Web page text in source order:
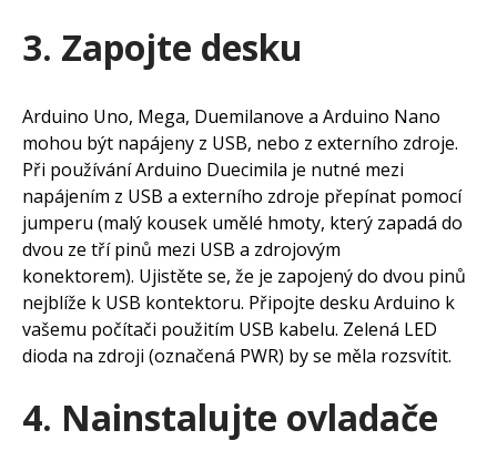
3. Zapojte desku
Arduino Uno, Mega, Duemilanove a Arduino Nano
mohou být napájeny z USB, nebo z externího zdroje.
Při používání Arduino Duecimila je nutné mezi
napájením z USB a externího zdroje přepínat pomocí
jumperu (malý kousek umělé hmoty, který zapadá do
dvou ze tří pinů mezi USB a zdrojovým
konektorem). Ujistěte se, že je zapojený do dvou pinů
nejblíže k USB kontektoru. Připojte desku Arduino k
vašemu počítači použitím USB kabelu. Zelená LED
dioda na zdroji (označená PWR) by se měla rozsvítit.
4. Nainstalujte ovladače